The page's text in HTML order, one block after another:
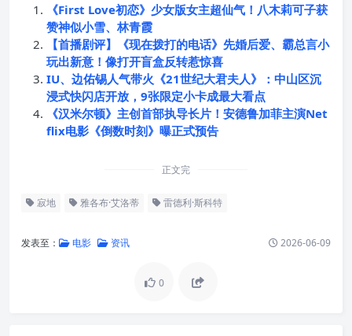
《First Love初恋》少女版女主超仙气！八木莉可子获
赞神似小雪、林青霞
【首播剧评】《现在拨打的电话》先婚后爱、霸总言小
玩出新意！像打开盲盒反转惹惊喜
IU、边佑锡人气带火《21世纪大君夫人》：中山区沉
浸式快闪店开放，9张限定小卡成最大看点
《汉米尔顿》主创首部执导长片！安德鲁加菲主演Net
flix电影《倒数时刻》曝正式预告
正文完
寂地 雅各布·艾洛蒂 雷德利·斯科特
发表至： 电影 资讯 2026-06-09
0